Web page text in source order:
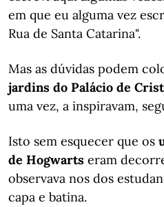
em que eu alguma vez
Rua de Santa Catarina".
Mas as dúvidas podem
jardins do Palácio de
uma vez, a inspiravam,
Isto sem esquecer que os
de Hogwarts eram
observava nos dos
capa e batina.